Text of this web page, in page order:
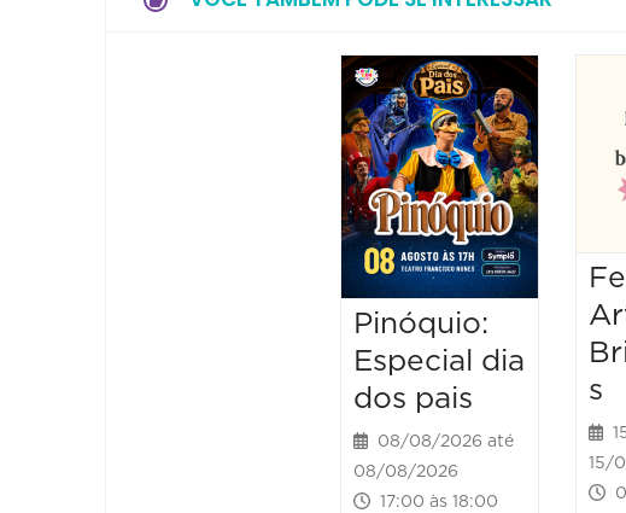
Pinóquio:
Especial dia
dos pais
08/08/2026 até
08/08/2026
17:00 às 18:00
s
15/